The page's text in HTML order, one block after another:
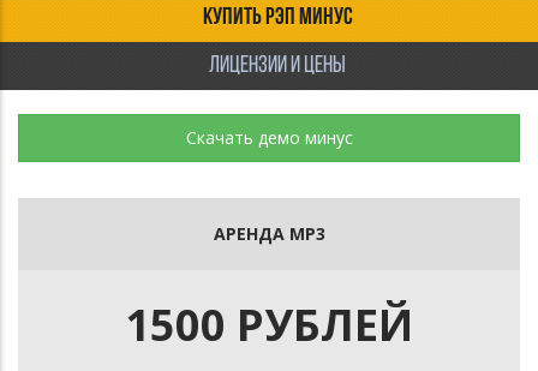
КУПИТЬ РЭП МИНУС
ЛИЦЕНЗИИ И ЦЕНЫ
Скачать демо минус
АРЕНДА MP3
1500 РУБЛЕЙ